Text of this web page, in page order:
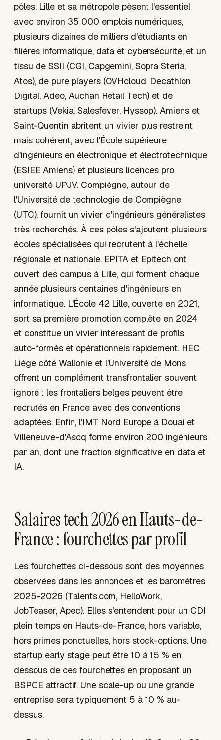
pôles. Lille et sa métropole pèsent l'essentiel
avec environ 35 000 emplois numériques,
plusieurs dizaines de milliers d'étudiants en
filières informatique, data et cybersécurité, et un
tissu de SSII (CGI, Capgemini, Sopra Steria,
Atos), de pure players (OVHcloud, Decathlon
Digital, Adeo, Auchan Retail Tech) et de
startups (Vekia, Salesfever, Hyssop). Amiens et
Saint-Quentin abritent un vivier plus restreint
mais cohérent, avec l'École supérieure
d'ingénieurs en électronique et électrotechnique
(ESIEE Amiens) et plusieurs licences pro
université UPJV. Compiègne, autour de
l'Université de technologie de Compiègne
(UTC), fournit un vivier d'ingénieurs généralistes
très recherchés. À ces pôles s'ajoutent plusieurs
écoles spécialisées qui recrutent à l'échelle
régionale et nationale. EPITA et Epitech ont
ouvert des campus à Lille, qui forment chaque
année plusieurs centaines d'ingénieurs en
informatique. L'École 42 Lille, ouverte en 2021,
sort sa première promotion complète en 2024
et constitue un vivier intéressant de profils
auto-formés et opérationnels rapidement. HEC
Liège côté Wallonie et l'Université de Mons
offrent un complément transfrontalier souvent
ignoré : les frontaliers belges peuvent être
recrutés en France avec des conventions
adaptées. Enfin, l'IMT Nord Europe à Douai et
Villeneuve-d'Ascq forme environ 200 ingénieurs
par an, dont une fraction significative en data et
IA.
Salaires tech 2026 en Hauts-de-
France : fourchettes par profil
Les fourchettes ci-dessous sont des moyennes
observées dans les annonces et les baromètres
2025-2026 (Talents.com, HelloWork,
JobTeaser, Apec). Elles s'entendent pour un CDI
plein temps en Hauts-de-France, hors variable,
hors primes ponctuelles, hors stock-options. Une
startup early stage peut être 10 à 15 % en
dessous de ces fourchettes en proposant un
BSPCE attractif. Une scale-up ou une grande
entreprise sera typiquement 5 à 10 % au-
dessus.